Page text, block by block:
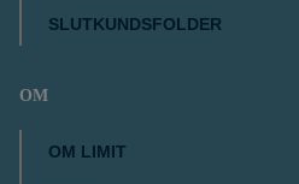
SLUTKUNDSFOLDER
OM
OM LIMIT